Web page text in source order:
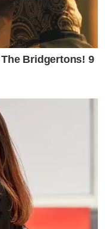
Bridgertons! 9